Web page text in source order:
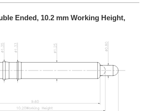
Ended, 10.2 mm Working Height,